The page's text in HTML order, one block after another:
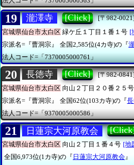
19 瀧澤寺 [Click]
[〒982-
宮城県仙台市太白区 緑ケ丘１丁目１番１号 [
宗派名=『曹洞宗』
全国2,585位(4カ寺)の『
法人コード=「7370005000761」
20 長徳寺 [Click]
[〒982-
宮城県仙台市太白区 向山２丁目２０番２５号
宗派名=『曹洞宗』
全国62位(103カ寺)の『
法人コード=「9370005000586」
21 日蓮宗大河原教会
宮城県仙台市太白区 向山２丁目１番４号 [地
全国6,973位(1カ寺)の『 日蓮宗大河原教会』